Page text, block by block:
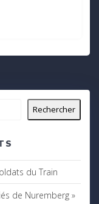
Rechercher
du Train
de Nuremberg »